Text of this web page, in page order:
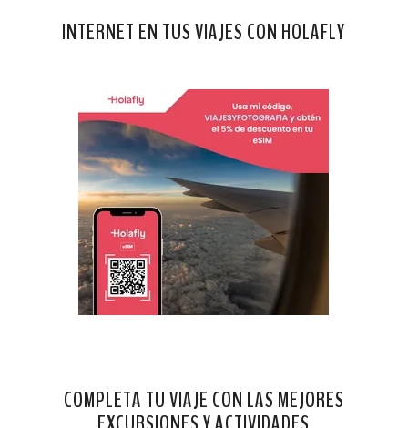
INTERNET EN TUS VIAJES CON HOLAFLY
COMPLETA TU VIAJE CON LAS MEJORES